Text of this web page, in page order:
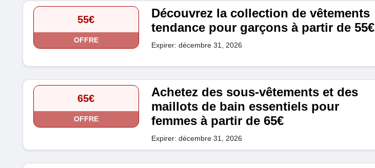
55€
OFFRE
Découvrez la collection de vêtements
tendance pour garçons à partir de 55€
Expirer: décembre 31, 2026
65€
OFFRE
Achetez des sous-vêtements et des
maillots de bain essentiels pour
femmes à partir de 65€
Expirer: décembre 31, 2026